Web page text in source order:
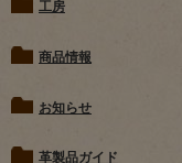
工房
商品情報
お知らせ
革製品ガイド